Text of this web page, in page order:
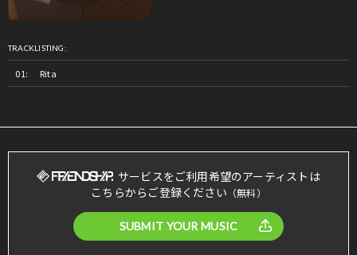
TRACKLISTING:
Rita
サービスをご利用希望のアーティストは
こちらからご登録ください （無料）
SUBMIT YOUR MUSIC